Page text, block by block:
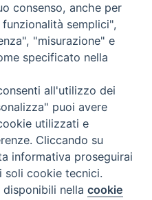
di Castello.
Preferenze Cookie
consenso, anche per
semplici",
"misurazione" e
specificato nella
all'utilizzo dei
puoi avere
utilizzati e
Cliccando su
informativa proseguirai
soli cookie tecnici.
disponibili nellacookie